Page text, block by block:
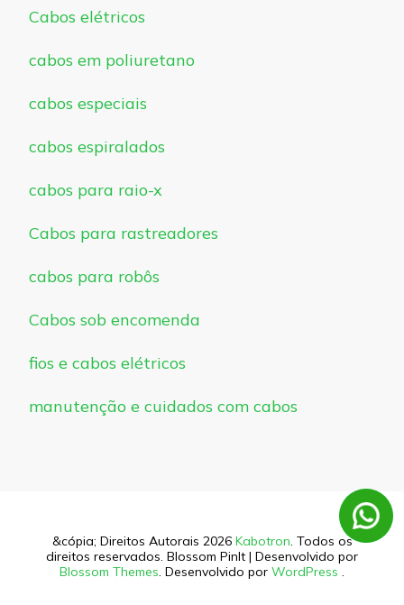
Cabos elétricos
cabos em poliuretano
cabos especiais
cabos espiralados
cabos para raio-x
Cabos para rastreadores
cabos para robôs
Cabos sob encomenda
fios e cabos elétricos
manutenção e cuidados com cabos
&cópia; Direitos Autorais 2026 Kabotron. Todos os
direitos reservados. Blossom PinIt | Desenvolvido por
Blossom Themes. Desenvolvido por WordPress .